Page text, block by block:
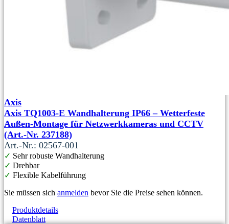
Axis
Axis TQ1003-E Wandhalterung IP66 – Wetterfeste
Außen-Montage für Netzwerkkameras und CCTV
(Art.-Nr. 237188)
Art.-Nr.: 02567-001
✓ Sehr robuste Wandhalterung
✓ Drehbar
✓ Flexible Kabelführung
Sie müssen sich anmelden bevor Sie die Preise sehen können.
Produktdetails
Datenblatt